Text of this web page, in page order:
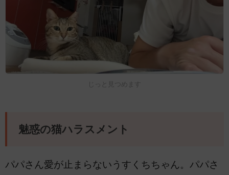
じっと見つめます
魅惑の猫ハラスメント
パパさん愛が止まらないうすくちちゃん。パパさ